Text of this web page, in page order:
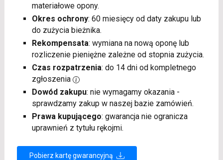
materiałowe opony.
Okres ochrony: 60 miesięcy od daty zakupu lub
do zużycia bieżnika.
Rekompensata: wymiana na nową oponę lub
rozliczenie pieniężne zależne od stopnia zużycia.
Czas rozpatrzenia: do 14 dni od kompletnego
zgłoszenia
Dowód zakupu: nie wymagamy okazania -
sprawdzamy zakup w naszej bazie zamówień.
Prawa kupującego: gwarancja nie ogranicza
uprawnień z tytułu rękojmi.
Pobierz kartę gwarancyjną